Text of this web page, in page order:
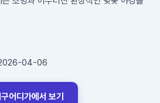
04-06
어디가에서 보기